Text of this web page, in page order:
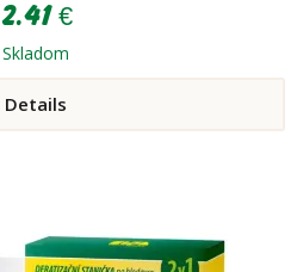
2.41 €
Skladom
Details